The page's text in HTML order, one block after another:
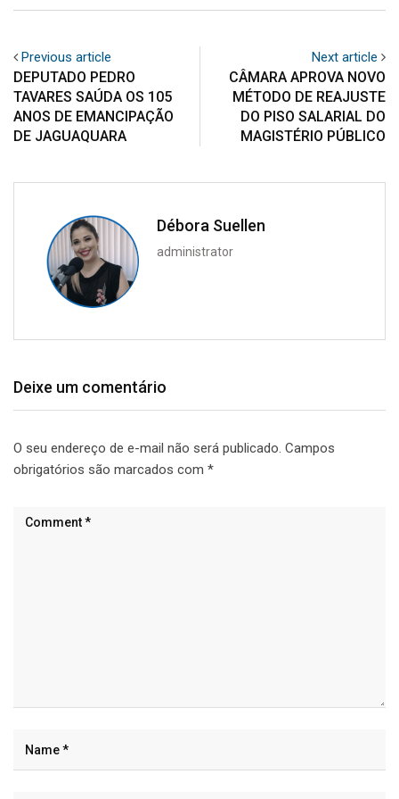
Previous article
DEPUTADO PEDRO
TAVARES SAÚDA OS 105
ANOS DE EMANCIPAÇÃO
DE JAGUAQUARA
Next article
CÂMARA APROVA NOVO
MÉTODO DE REAJUSTE
DO PISO SALARIAL DO
MAGISTÉRIO PÚBLICO
Débora Suellen
administrator
Deixe um comentário
O seu endereço de e-mail não será publicado. Campos
obrigatórios são marcados com *